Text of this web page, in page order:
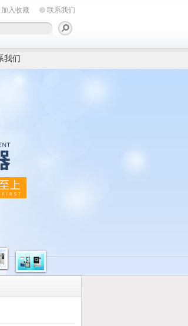
加入收藏 联系我们
我们